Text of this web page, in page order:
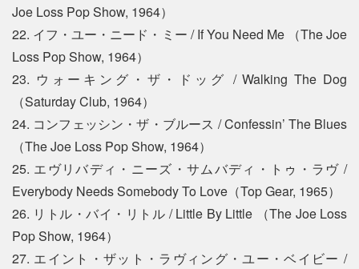
Joe Loss Pop Show, 1964）
22. イフ・ユー・ニード・ミー / If You Need Me （The Joe
Loss Pop Show, 1964）
23. ウォーキング・ザ・ドッグ / Walking The Dog
（Saturday Club, 1964）
24. コンフェッシン・ザ・ブルース / Confessin’ The Blues
（The Joe Loss Pop Show, 1964）
25. エヴリバディ・ニーズ・サムバディ・トゥ・ラヴ /
Everybody Needs Somebody To Love（Top Gear, 1965）
26. リトル・バイ・リトル / Little By Little （The Joe Loss
Pop Show, 1964）
27. エイント・ザット・ラヴィング・ユー・ベイビー /